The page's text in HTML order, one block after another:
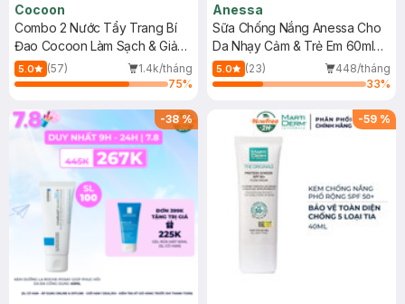
Cocoon
Combo 2 Nước Tẩy Trang Bí
Đao Cocoon Làm Sạch & Giảm
Dầu 500ml
5.0 (57)
1.4k/tháng
75%
Anessa
Sữa Chống Nắng Anessa Cho
Da Nhạy Cảm & Trẻ Em 60ml
(Mới)
5.0 (23)
448/tháng
33%
-38% -59 %